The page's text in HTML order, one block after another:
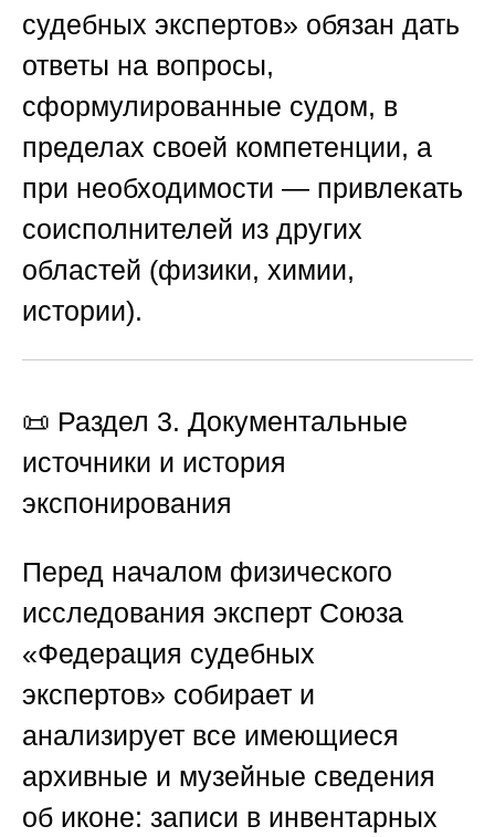
судебных экспертов» обязан дать
ответы на вопросы,
сформулированные судом, в
пределах своей компетенции, а
при необходимости — привлекать
соисполнителей из других
областей (физики, химии,
истории).
📜 Раздел 3. Документальные
источники и история
экспонирования
Перед началом физического
исследования эксперт Союза
«Федерация судебных
экспертов» собирает и
анализирует все имеющиеся
архивные и музейные сведения
об иконе: записи в инвентарных